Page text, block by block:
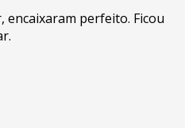
encaixaram perfeito. Ficou